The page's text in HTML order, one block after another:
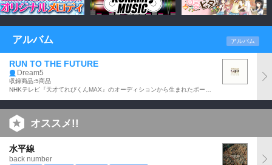
アルバム アルバム
RUN TO THE FUTURE
Dream5
収録商品:5商品
オススメ!!
水平線
back number